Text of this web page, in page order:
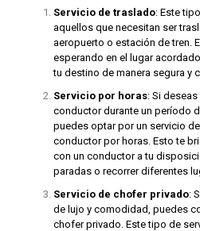
Servicio de traslado: Este
aquellos que necesitan ser
aeropuerto o estación de tren.
esperando en el lugar
tu destino de manera segura y
Servicio por horas: Si
conductor durante un período
puedes optar por un servicio
conductor por horas. Esto te
con un conductor a tu
paradas o recorrer diferentes
Servicio de chofer privado:
de lujo y comodidad, puedes
chofer privado. Este tipo de